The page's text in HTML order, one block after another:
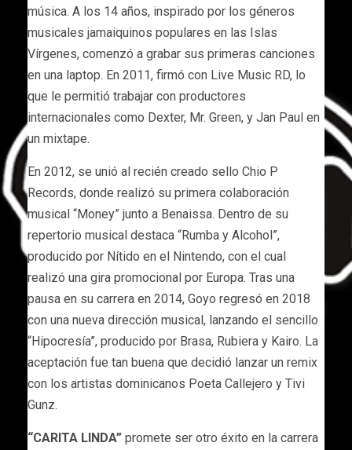
música. A los 14 años, inspirado por los géneros
musicales jamaiquinos populares en las Islas
Vírgenes, comenzó a grabar sus primeras canciones
en una laptop. En 2011, firmó con Live Music RD, lo
que le permitió trabajar con productores
internacionales como Dexter, Mr. Green, y Jan Paul en
un mixtape.
En 2012, se unió al recién creado sello Chio P
Records, donde realizó su primera colaboración
musical “Money” junto a Benaissa. Dentro de su
repertorio musical destaca “Rumba y Alcohol”,
producido por Nítido en el Nintendo, con el cual
realizó una gira promocional por Europa. Tras una
pausa en su carrera en 2014, Goyo regresó en 2018
con una nueva dirección musical, lanzando el sencillo
“Hipocresía”, producido por Brasa, Rubiera y Kairo. La
aceptación fue tan buena que decidió lanzar un remix
con los artistas dominicanos Poeta Callejero y Tivi
Gunz.
“CARITA LINDA” promete ser otro éxito en la carrera